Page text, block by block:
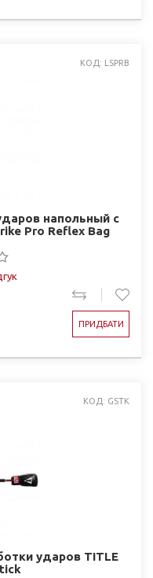
КОД: LSPRB
напольный с
Pro Reflex Bag
ПРИДБАТИ
КОД: GSTK
ударов TITLE